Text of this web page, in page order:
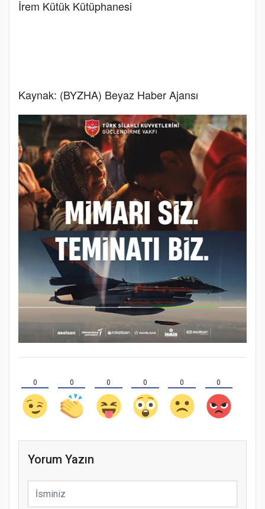
İrem Kütük Kütüphanesi
Kaynak: (BYZHA) Beyaz Haber Ajansı
0 0 0 0 0 0
Yorum Yazın